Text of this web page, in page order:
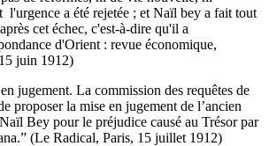
l'urgence a été rejetée ; et Naïl bey a fait tout
cet échec, c'est-à-dire qu'il a
d'Orient : revue économique,
juin 1912)
jugement. La commission des requêtes de
proposer la mise en jugement de l’ancien
Bey pour le préjudice causé au Trésor par
(Le Radical, Paris, 15 juillet 1912)